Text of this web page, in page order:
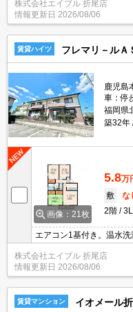
湯。
株式会社エイブル 折尾店
情報更新日 2026/08/06
賃貸ハイツ フレマリ－ル
鹿児島
車：停
福岡県
築32年
画像：21枚
5.8万
敷
な
2階
エアコン1基付き。温水洗
ンターキッチン。宅配ボ
機置場あり。インターネ
込)。
株式会社エイブル 折尾店
情報更新日 2026/08/06
賃貸マンション イオメール